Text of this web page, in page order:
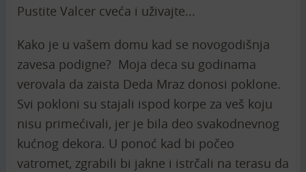
Pustite Valcer cveća i uživajte...
Kako je u vašem domu kad se novogodišnja
zavesa podigne? Moja deca su godinama
verovala da zaista Deda Mraz donosi poklone.
Svi pokloni su stajali ispod korpe za veš koju
nisu primećivali, jer je bila deo svakodnevnog
kućnog dekora. U ponoć kad bi počeo
vatromet, zgrabili bi jakne i istrčali na terasu da